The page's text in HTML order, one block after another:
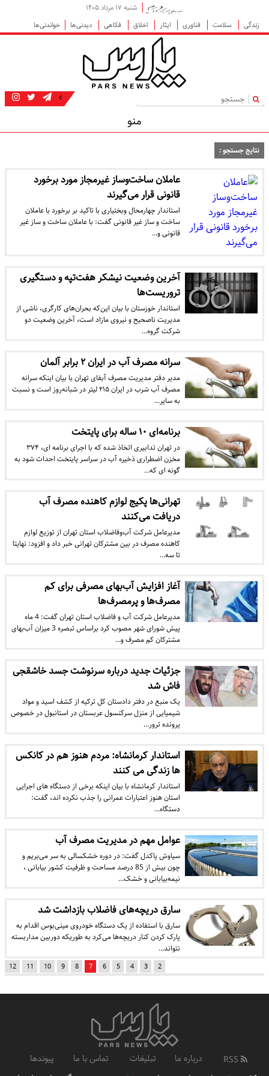
شنبه ۱۷ مرداد ۱۴۰۵
زندگی
سلامت فناوری ایثار اخلاق فکاهی دیدنی‌ها خواندنی‌ها
|
منو
نتایج جستجو :
عاملان ساخت‌وساز غیرمجاز مورد برخورد
قانونی قرار می‌گیرند
استاندار چهارمحال وبختیاری با تاکید بر برخورد با عاملان
ساخت و ساز غیر قانونی گفت: با عاملان ساخت و ساز غیر
قانونی و…
آخرین وضعیت نیشکر هفت‌تپه و دستگیری
تروریست‌ها
استاندار خوزستان با بیان این‌که بحران‌های کارگری، ناشی از
مدیریت ناصحیح و نیروی مازاد است، آخرین وضعیت دو
شرکت گروه…
سرانه مصرف آب در ایران ۲ برابر آلمان
مدیر دفتر مدیریت مصرف آبفای تهران با بیان اینکه سرانه
مصرف آب شرب در ایران ۲۱۵ لیتر در شبانه‌روز است و نسبت
به سایر…
برنامه‌ای ۱۰ ساله برای پایتخت
در تهران تدابیری اتخاذ شده که با اجرای برنامه ای، ۳۷۴
مخزن اضطراری ذخیره آب در سراسر پایتخت احداث شود به
گونه ای که…
تهرانی‌ها پکیج لوازم کاهنده‌ مصرف آب
دریافت می‌کنند
مدیرعامل شرکت آب‌وفاضلاب استان تهران از توزیع لوازم
کاهنده مصرف در بین مشترکان تهرانی خبر داد و افزود: نهایتا
تا سه…
آغاز افزایش آب‌بهای مصرفی برای کم
مصرف‌ها و پرمصرف‌ها
مدیرعامل شرکت آب و فاضلاب استان تهران گفت: 4 ماه
پیش شورای شهر مصوب کرد براساس تبصره 3 میزان آب‌بهای
مشترکان کم مصرف و…
جزئیات جدید درباره سرنوشت جسد خاشقجی
فاش شد
یک منبع در دفتر دادستان کل ترکیه از کشف اسید و مواد
شیمیایی از منزل سرکنسول عربستان در استانبول در خصوص
پرونده ترور…
استاندار کرمانشاه: مردم هنوز هم در کانکس
ها زندگی می کنند
استاندار کرمانشاه با بیان اینکه برخی از دستگاه های اجرایی
استان هنوز اعتبارات عمرانی را جذب نکرده اند، گفت:
دستگاه…
عوامل مهم در مدیریت مصرف آب
سیاوش پاکدل گفت: در دوره خشکسالی به سر می‌بریم و
چون بیش از 85 درصد مساحت و ظرفیت کشور بیابانی ،
نیمه‌بیابانی و خشک…
سارق دریچه‌های فاضلاب بازداشت شد
سارق با استفاده از یک دستگاه خودروی مینی‌بوس اقدام به
پارک کردن کنار دریچه‌ها می‌کرد به طوریکه دوربین مداربسته
نتواند…
2
3
4
5
6
7
8
9
10
11
12
درباره ما تبلیغات تماس با ما پیوندها